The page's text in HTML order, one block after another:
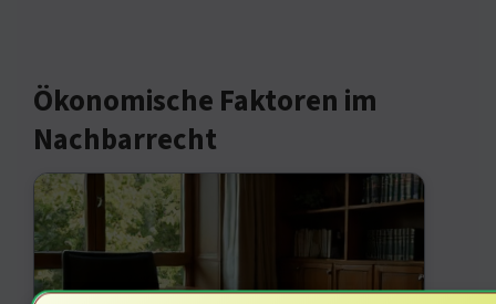
Ökonomische Faktoren im
Nachbarrecht